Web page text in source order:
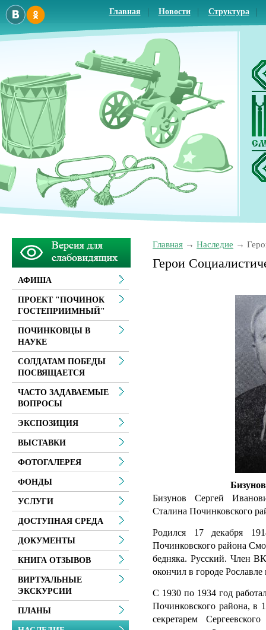
Главная Новости Структура
Главная Наследие
Герои
Бизунов Сергей
Сталина Починковского
Родился 17 декабря
Починковского района
бедняка. Русский. Член
окончил в городе
С 1930 по 1934 год
Починковского района, в
секретарем
АФИША
ПРОЕКТ "ПОЧИНОК
ГОСТЕПРИИМНЫЙ"
ПОЧИНКОВЦЫ В
НАУКЕ
СОЛДАТАМ ПОБЕДЫ
ПОСВЯЩАЕТСЯ
ЧАСТО ЗАДАВАЕМЫЕ
ВОПРОСЫ
ЭКСПОЗИЦИЯ
ВЫСТАВКИ
ФОТОГАЛЕРЕЯ
ФОНДЫ
УСЛУГИ
ДОСТУПНАЯ СРЕДА
ДОКУМЕНТЫ
КНИГА ОТЗЫВОВ
ВИРТУАЛЬНЫЕ
ЭКСКУРСИИ
ПЛАНЫ